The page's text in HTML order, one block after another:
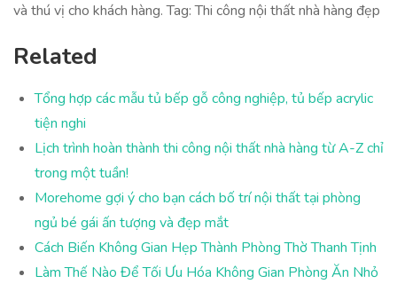
và thú vị cho khách hàng. Tag: Thi công nội thất nhà hàng đẹp
Related
Tổng hợp các mẫu tủ bếp gỗ công nghiệp, tủ bếp acrylic
tiện nghi
Lịch trình hoàn thành thi công nội thất nhà hàng từ A-Z chỉ
trong một tuần!
Morehome gợi ý cho bạn cách bố trí nội thất tại phòng
ngủ bé gái ấn tượng và đẹp mắt
Cách Biến Không Gian Hẹp Thành Phòng Thờ Thanh Tịnh
Làm Thế Nào Để Tối Ưu Hóa Không Gian Phòng Ăn Nhỏ